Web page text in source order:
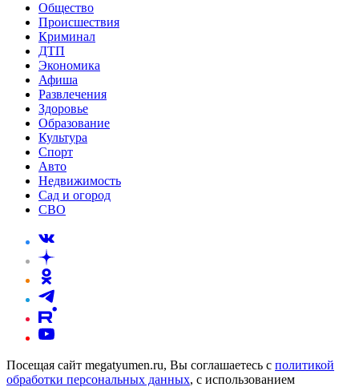
Общество
Происшествия
Криминал
ДТП
Экономика
Афиша
Развлечения
Здоровье
Образование
Культура
Спорт
Авто
Недвижимость
Сад и огород
СВО
Посещая сайт megatyumen.ru, Вы соглашаетесь с политикой
обработки персональных данных, с использованием